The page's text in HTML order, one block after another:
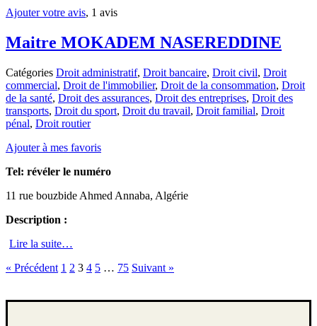
Ajouter votre avis, 1 avis
Maitre MOKADEM NASEREDDINE
Catégories Droit administratif, Droit bancaire, Droit civil, Droit
commercial, Droit de l'immobilier, Droit de la consommation, Droit
de la santé, Droit des assurances, Droit des entreprises, Droit des
transports, Droit du sport, Droit du travail, Droit familial, Droit
pénal, Droit routier
Ajouter à mes favoris
Tel: révéler le numéro
11 rue bouzbide Ahmed Annaba, Algérie
Description :
Lire la suite…
« Précédent 1 2 3 4 5 … 75 Suivant »